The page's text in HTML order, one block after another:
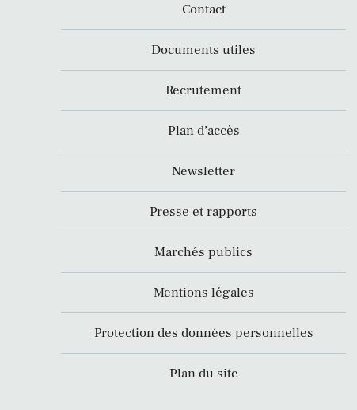
Contact
Documents utiles
Recrutement
Plan d’accès
Newsletter
Presse et rapports
Marchés publics
Mentions légales
Protection des données personnelles
Plan du site